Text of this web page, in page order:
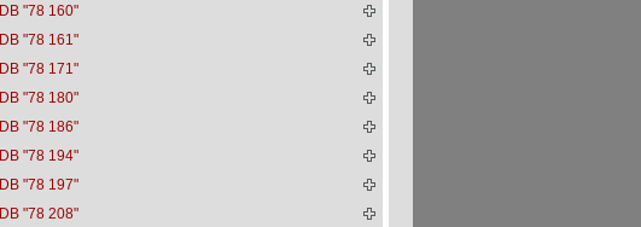
DB "78 160"
DB "78 161"
DB "78 171"
DB "78 180"
DB "78 186"
DB "78 194"
DB "78 197"
DB "78 208"